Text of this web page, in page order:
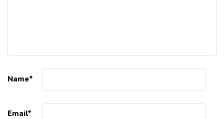
Name*
Email*